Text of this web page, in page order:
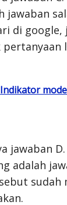
jawaban
di
Indikator
jawaban
adalah
sudah